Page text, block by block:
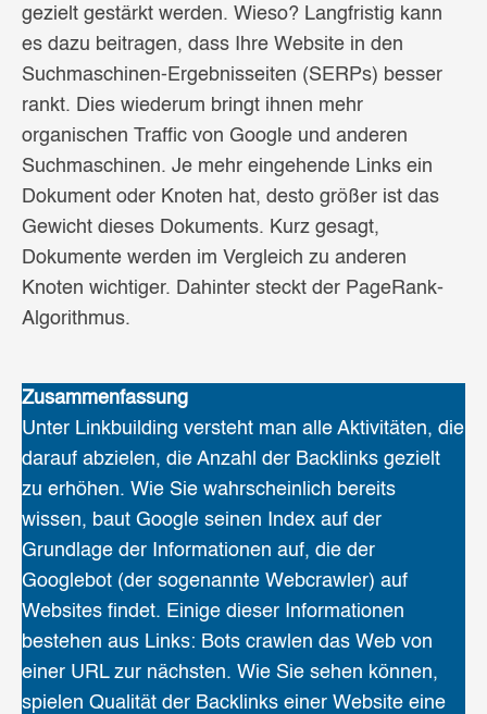
gezielt gestärkt werden. Wieso? Langfristig kann
es dazu beitragen, dass Ihre Website in den
Suchmaschinen-Ergebnisseiten (SERPs) besser
rankt. Dies wiederum bringt ihnen mehr
organischen Traffic von Google und anderen
Suchmaschinen. Je mehr eingehende Links ein
Dokument oder Knoten hat, desto größer ist das
Gewicht dieses Dokuments. Kurz gesagt,
Dokumente werden im Vergleich zu anderen
Knoten wichtiger. Dahinter steckt der PageRank-
Algorithmus.
Zusammenfassung
Unter Linkbuilding versteht man alle Aktivitäten, die
darauf abzielen, die Anzahl der Backlinks gezielt
zu erhöhen. Wie Sie wahrscheinlich bereits
wissen, baut Google seinen Index auf der
Grundlage der Informationen auf, die der
Googlebot (der sogenannte Webcrawler) auf
Websites findet. Einige dieser Informationen
bestehen aus Links: Bots crawlen das Web von
einer URL zur nächsten. Wie Sie sehen können,
spielen Qualität der Backlinks einer Website eine